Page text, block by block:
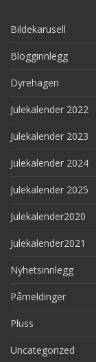
Bildekarusell
Blogginnlegg
Dyrehagen
Julekalender 2022
Julekalender 2023
Julekalender 2024
Julekalender 2025
Julekalender2020
Julekalender2021
Nyhetsinnlegg
Påmeldinger
Pluss
Uncategorized